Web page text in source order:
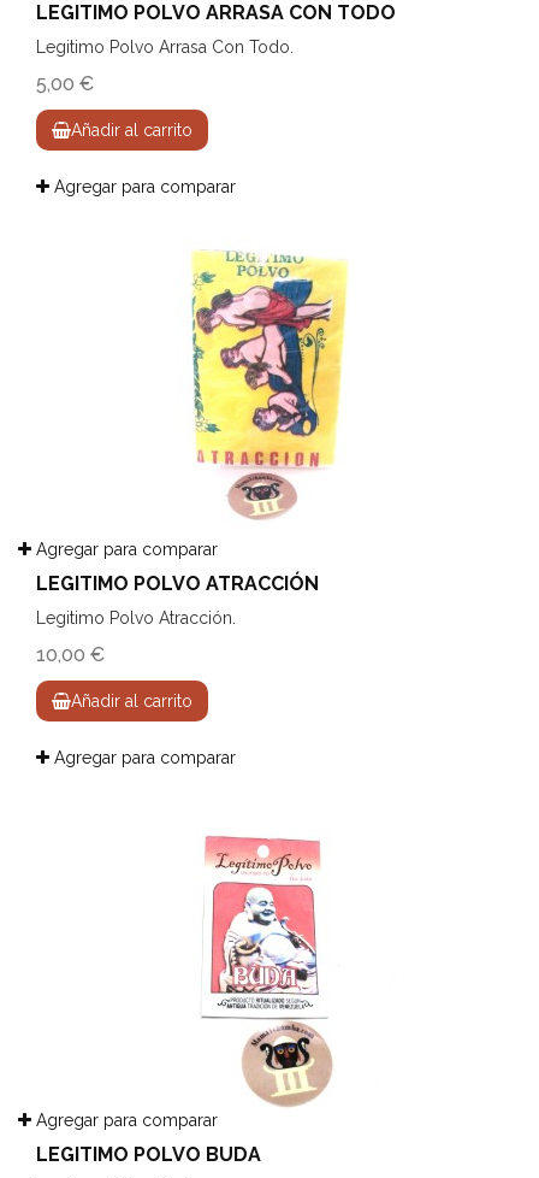
LEGITIMO POLVO ARRASA CON TODO
Legitimo Polvo Arrasa Con Todo.
5,00 €
Añadir al carrito
Agregar para comparar
Agregar para comparar
LEGITIMO POLVO ATRACCIÓN
Legitimo Polvo Atracción.
10,00 €
Añadir al carrito
Agregar para comparar
Agregar para comparar
LEGITIMO POLVO BUDA